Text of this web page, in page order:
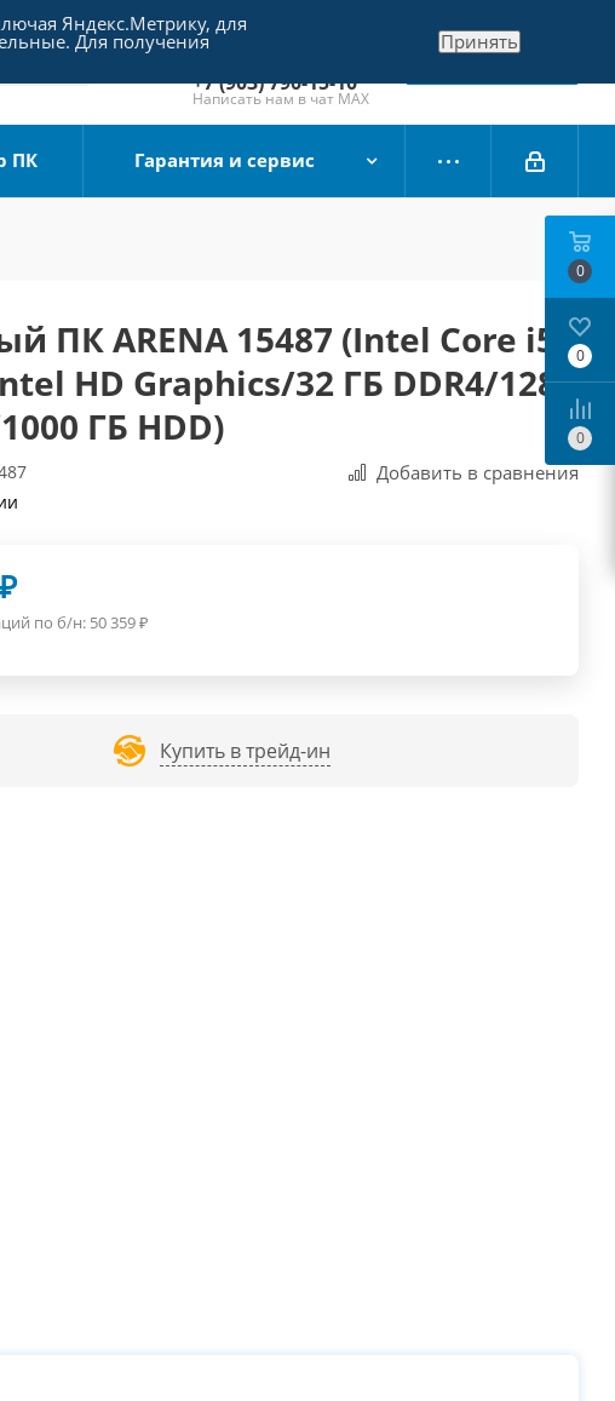
+7 (495) 790-15-10
Отдел продаж
+7 (903) 790-15-10
Написать нам в чат MAX
Заказать звонок
ПК Гарантия и сервис
ПК ARENA 15487 (Intel Core i5-
HD Graphics/32 ГБ DDR4/128
ГБ HDD)
Добавить в сравнения
₽
по б/н: 50 359₽
Купить в трейд-ин
0
0
0
Яндекс.Метрику, для
Для получения Принять